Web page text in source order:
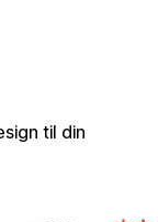
til din